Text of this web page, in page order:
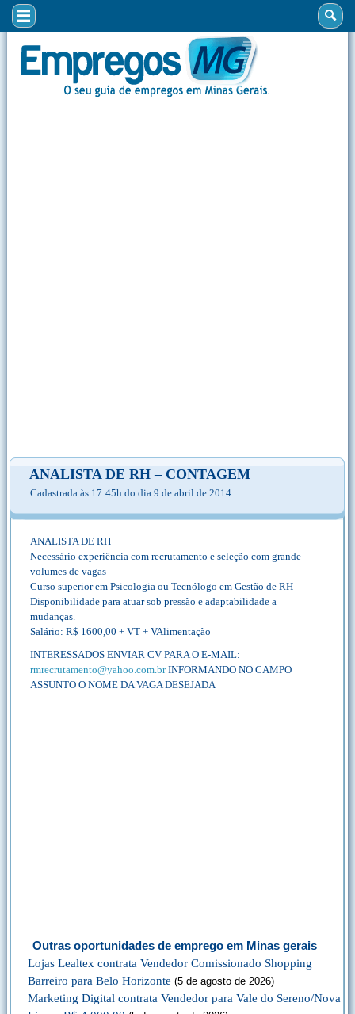
ANALISTA DE RH – CONTAGEM
Cadastrada às 17:45h do dia 9 de abril de 2014
ANALISTA DE RH
Necessário experiência com recrutamento e seleção com grande
volumes de vagas
Curso superior em Psicologia ou Tecnólogo em Gestão de RH
Disponibilidade para atuar sob pressão e adaptabilidade a
mudanças.
Salário: R$ 1600,00 + VT + VAlimentação
INTERESSADOS ENVIAR CV PARA O E-MAIL:
rmrecrutamento@yahoo.com.brINFORMANDO NO CAMPO
ASSUNTO O NOME DA VAGA DESEJADA
Outras oportunidades de emprego em Minas gerais
Lojas Lealtex contrata Vendedor Comissionado Shopping
Barreiro para Belo Horizonte (5 de agosto de 2026)
Marketing Digital contrata Vendedor para Vale do Sereno/Nova